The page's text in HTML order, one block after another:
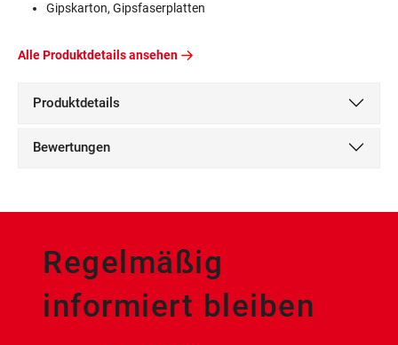
Gipskarton, Gipsfaserplatten
Alle Produktdetails ansehen
Produktdetails
Bewertungen
Regelmäßig
informiert bleiben